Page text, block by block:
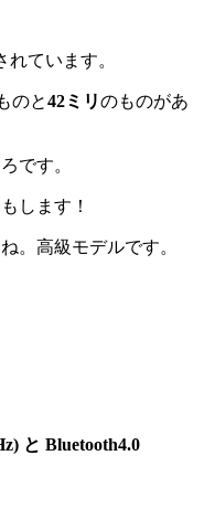
ています。
のと42ミリのものがあ
です。
します！
。高級モデルです。
と Bluetooth4.0